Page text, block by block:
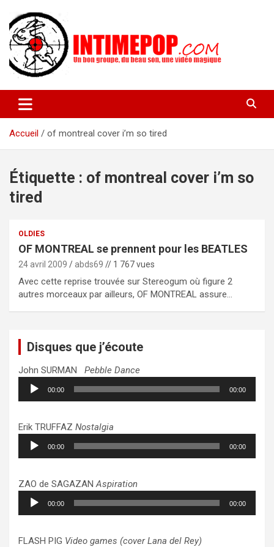
contenu
intimepop.com
actuelles pop rock, post-rock, indé sur Lyon. rock pop concert
lyon
Accueil
of montreal cover i’m so tired
Étiquette : of montreal cover i’m so
tired
OLDIES
OF MONTREAL se prennent pour les BEATLES
24 avril 2009 abds69 // 1 767 vues
Avec cette reprise trouvée sur Stereogum où figure 2
autres morceaux par ailleurs, OF MONTREAL assure…
Disques que j’écoute
John SURMAN Pebble Dance
Lecteur
audio
00:00 00:00
Erik TRUFFAZ Nostalgia
Lecteur
audio
00:00 00:00
ZAO de SAGAZANAspiration
Lecteur
audio
00:00 00:00
FLASH PIG Video games (cover Lana del Rey)